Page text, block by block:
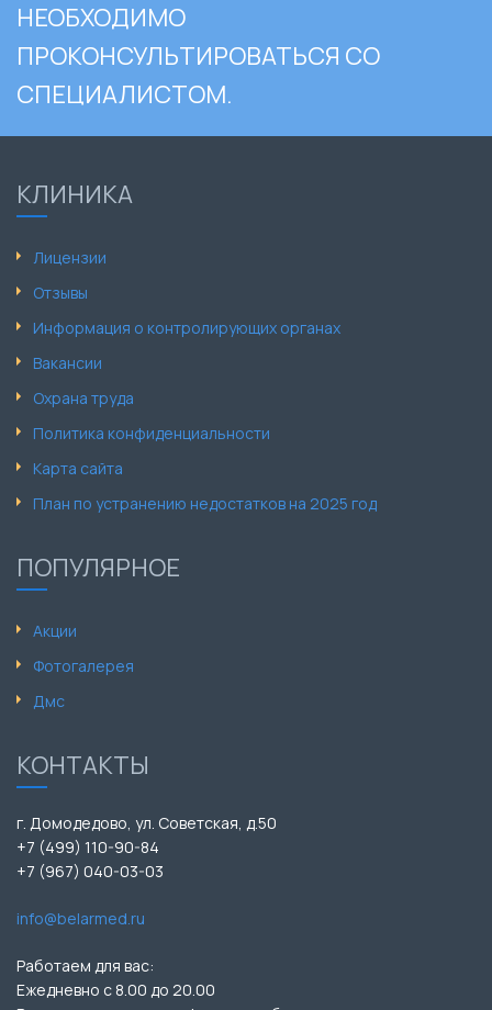
НЕОБХОДИМО
ПРОКОНСУЛЬТИРОВАТЬСЯ СО
СПЕЦИАЛИСТОМ.
КЛИНИКА
Лицензии
Отзывы
Информация о контролирующих органах
Вакансии
Охрана труда
Политика конфиденциальности
Карта сайта
План по устранению недостатков на 2025 год
ПОПУЛЯРНОЕ
Акции
Фотогалерея
Дмс
КОНТАКТЫ
г. Домодедово, ул. Советская, д.50
+7 (499) 110-90-84
+7 (967) 040-03-03
info@belarmed.ru
Работаем для вас:
Ежедневно с 8.00 до 20.00